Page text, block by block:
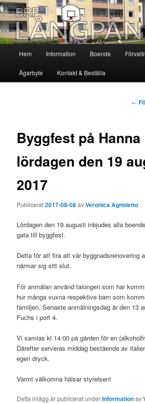
Hoppa
till
huvudinnehåll
Brf. Långpannan –
Hem Information Boende
Ägarbyte Kontakt & Beställa
←
Byggfest på Hanna
lördagen den 19
2017
Publicerat2017-08-08avVeronica Agnoletto
Lördagen den 19 augusti inbjudes alla
gata till byggfest.
Detta för att fira att vår byggnadsrenovering
närmar sig sitt slut.
För anmälan använd talongen som har
hur många vuxna respektive barn som
familjen. Senaste anmälningsdag är den 13
Fuchs i port 4.
Vi samlas kl 14:00 på gården för en
Därefter serveras middag bestående av
egen dryck.
Varmt välkomna hälsar styrelsen!
Detta inlägg är publicerat underInformationav